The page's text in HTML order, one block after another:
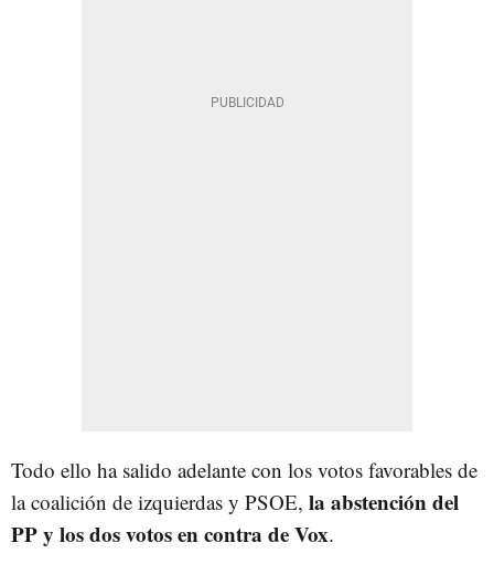
Todo ello ha salido adelante con los votos favorables de
la coalición de izquierdas y PSOE, la abstención del
PP y los dos votos en contra de Vox.